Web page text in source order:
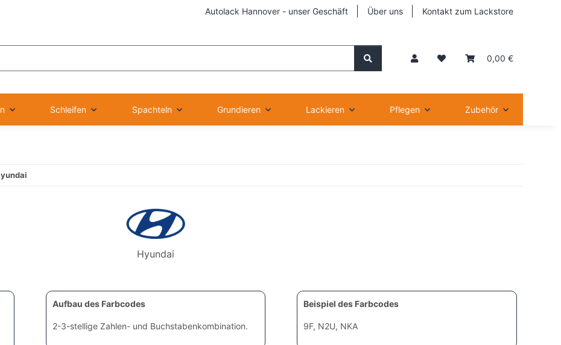
Autolack Hannover - unser Geschäft Über uns Kontakt zum Lackstore
0,00 €
Schleifen Spachteln Grundieren Lackieren Pflegen Zubehör
Hyundai
Aufbau des Farbcodes
2-3-stellige Zahlen- und Buchstabenkombination.
Beispiel des Farbcodes
9F, N2U, NKA